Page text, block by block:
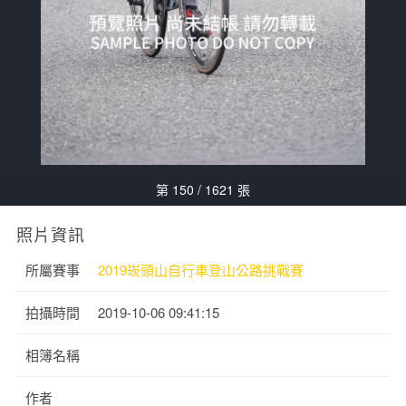
第 150 / 1621 張
照片資訊
所屬賽事 2019崁頭山自行車登山公路挑戰賽
拍攝時間 2019-10-06 09:41:15
相簿名稱
作者